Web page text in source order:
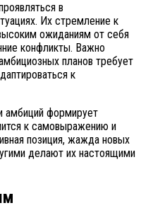
в
Их стремление к
ожиданиям от себя
конфликты. Важно
планов требует
к
амбиций формирует
к самовыражению и
позиция, жажда новых
делают их настоящими